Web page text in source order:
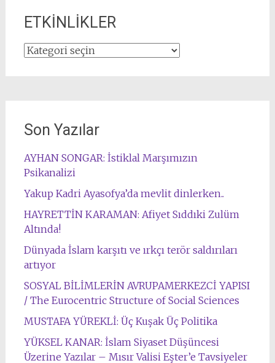
ETKİNLİKLER
ETKİNLİKLER
Son Yazılar
AYHAN SONGAR: İstiklal Marşımızın
Psikanalizi
Yakup Kadri Ayasofya’da mevlit dinlerken..
HAYRETTİN KARAMAN: Afiyet Sıddıki Zulüm
Altında!
Dünyada İslam karşıtı ve ırkçı terör saldırıları
artıyor
SOSYAL BİLİMLERİN AVRUPAMERKEZCİ YAPISI
/ The Eurocentric Structure of Social Sciences
MUSTAFA YÜREKLİ: Üç Kuşak Üç Politika
YÜKSEL KANAR: İslam Siyaset Düşüncesi
Üzerine Yazılar – Mısır Valisi Eşter’e Tavsiyeler